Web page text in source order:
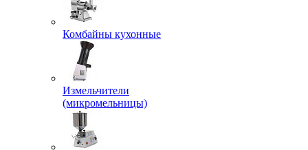
Комбайны кухонные
Измельчители
(микромельницы)